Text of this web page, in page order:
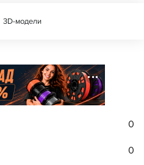
3D-модели
0
0